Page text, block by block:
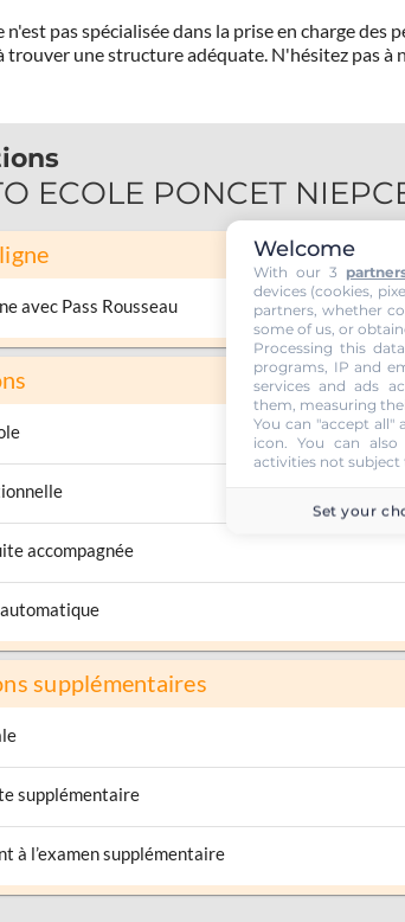
pas spécialisée dans la prise en charge
trouver une structure adéquate. N'hésitez pas à
ECOLE PONCET
avec Pass Rousseau
accompagnée
supplémentaires
supplémentaire
à l’examen supplémentaire
Welcome
With our 3
devices (cookies,
partners, whether
some of us, or
Processing this
programs, IP and
services and ads
them, measuring
You can "accept
icon . You can
activities not subject
Set your